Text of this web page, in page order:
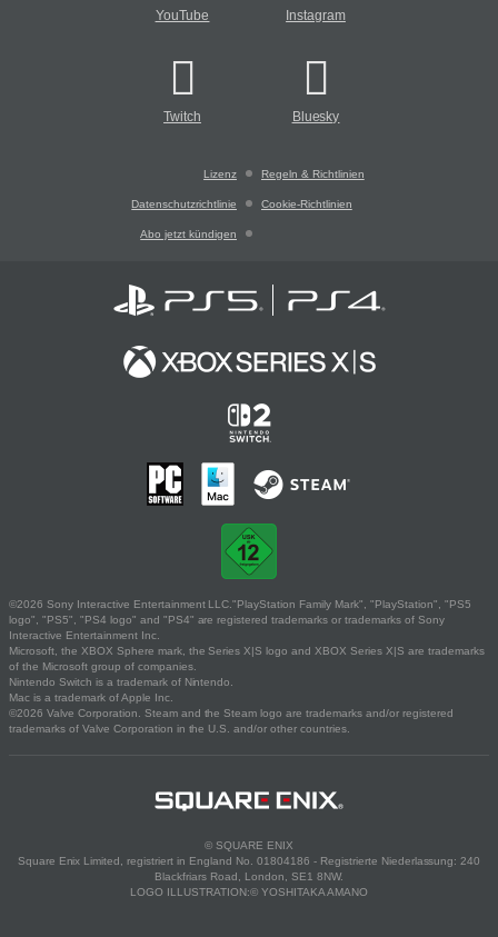
YouTube Instagram
Twitch Bluesky
Lizenz Regeln & Richtlinien
Datenschutzrichtlinie Cookie-Richtlinien
Abo jetzt kündigen
©2026 Sony Interactive Entertainment LLC."PlayStation Family Mark", "PlayStation", "PS5
logo", "PS5", "PS4 logo" and "PS4" are registered trademarks or trademarks of Sony
Interactive Entertainment Inc.
Microsoft, the XBOX Sphere mark, the Series X|S logo and XBOX Series X|S are trademarks
of the Microsoft group of companies.
Nintendo Switch is a trademark of Nintendo.
Mac is a trademark of Apple Inc.
©2026 Valve Corporation. Steam and the Steam logo are trademarks and/or registered
trademarks of Valve Corporation in the U.S. and/or other countries.
© SQUARE ENIX
Square Enix Limited, registriert in England No. 01804186 - Registrierte Niederlassung: 240
Blackfriars Road, London, SE1 8NW.
LOGO ILLUSTRATION:© YOSHITAKA AMANO